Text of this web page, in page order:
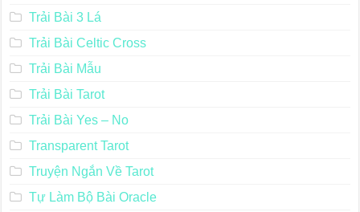
Trải Bài 3 Lá
Trải Bài Celtic Cross
Trải Bài Mẫu
Trải Bài Tarot
Trải Bài Yes – No
Transparent Tarot
Truyện Ngắn Về Tarot
Tự Làm Bộ Bài Oracle